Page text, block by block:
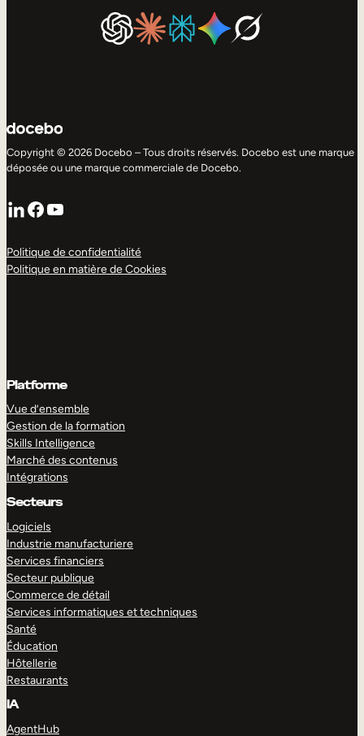
Copyright © 2026 Docebo – Tous droits réservés. Docebo est une marque
déposée ou une marque commerciale de Docebo.
LinkedIn
Facebook
YouTube
Politique de confidentialité
Politique en matière de Cookies
Platforme
Vue d’ensemble
Gestion de la formation
Skills Intelligence
Marché des contenus
Intégrations
Secteurs
Logiciels
Industrie manufacturiere
Services financiers
Secteur publique
Commerce de détail
Services informatiques et techniques
Santé
Éducation
Hôtellerie
Restaurants
IA
AgentHub